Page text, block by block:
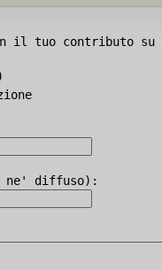
il tuo contributo su
ne' diffuso):